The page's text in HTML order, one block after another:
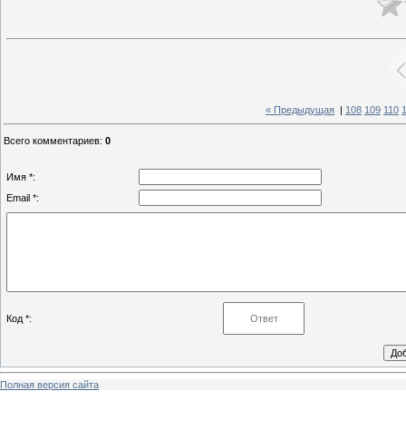
« Предыдущая 108 109 110
Всего комментариев: 0
Имя *:
Email *:
Код *:
Полная версия сайта